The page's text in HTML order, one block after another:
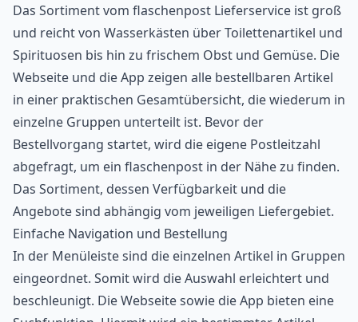
Das Sortiment vom flaschenpost Lieferservice ist groß
und reicht von Wasserkästen über Toilettenartikel und
Spirituosen bis hin zu frischem Obst und Gemüse. Die
Webseite und die App zeigen alle bestellbaren Artikel
in einer praktischen Gesamtübersicht, die wiederum in
einzelne Gruppen unterteilt ist. Bevor der
Bestellvorgang startet, wird die eigene Postleitzahl
abgefragt, um ein flaschenpost in der Nähe zu finden.
Das Sortiment, dessen Verfügbarkeit und die
Angebote sind abhängig vom jeweiligen Liefergebiet.
Einfache Navigation und Bestellung
In der Menüleiste sind die einzelnen Artikel in Gruppen
eingeordnet. Somit wird die Auswahl erleichtert und
beschleunigt. Die Webseite sowie die App bieten eine